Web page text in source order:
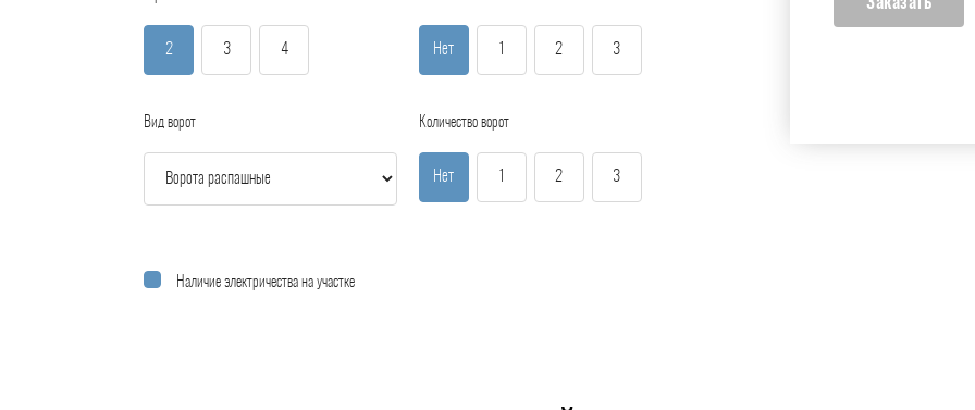
2 3 4 Нет 2 3
Вид ворот Количество ворот
Нет 2 3
Наличие электричества на участке